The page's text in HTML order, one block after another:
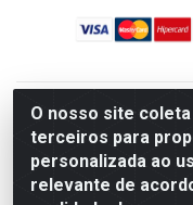
O nosso site
terceiros para
personalizada ao
relevante de
JRS Distribuição
Sacramento Torga
João Del Rei/MG -